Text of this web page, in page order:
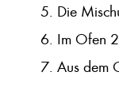
Die
Im Ofen
Aus dem